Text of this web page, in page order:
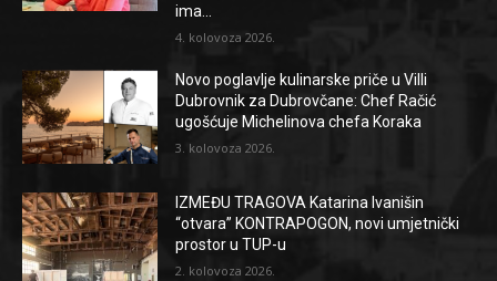
ima...
4. kolovoza 2026.
Novo poglavlje kulinarske priče u Villi
Dubrovnik za Dubrovčane: Chef Račić
ugošćuje Michelinova chefa Koraka
3. kolovoza 2026.
IZMEĐU TRAGOVA Katarina Ivanišin
“otvara” KONTRAPOGON, novi umjetnički
prostor u TUP-u
2. kolovoza 2026.